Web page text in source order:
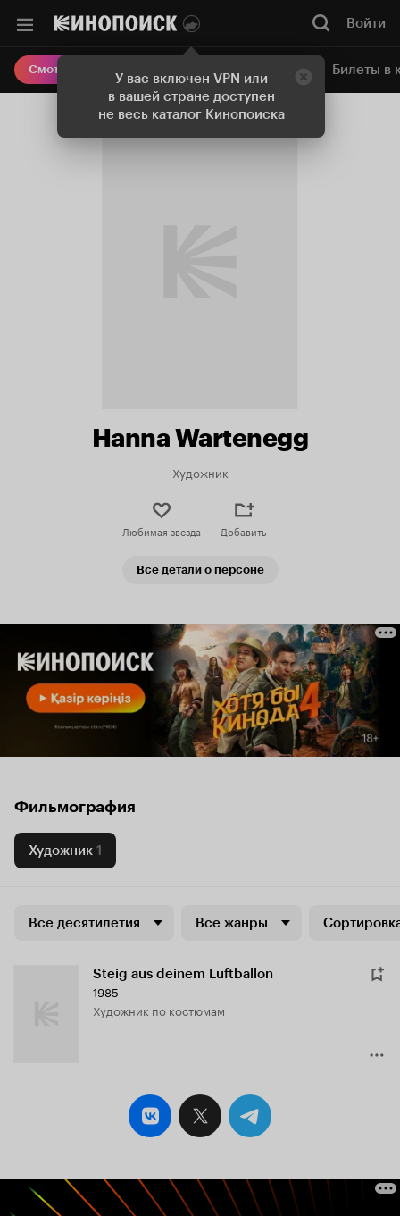
У вас включен VPN или
в вашей стране доступен
не весь каталог Кинопоиска
Войти
Смотреть кино Онлайн-кинотеатр Билеты в
Hanna Wartenegg
Художник
Любимая звезда Добавить
Все детали о персоне
Фильмография
Художник 1
Все десятилетия Все жанры
Steig aus deinem Luftballon
1985
Художник по костюмам